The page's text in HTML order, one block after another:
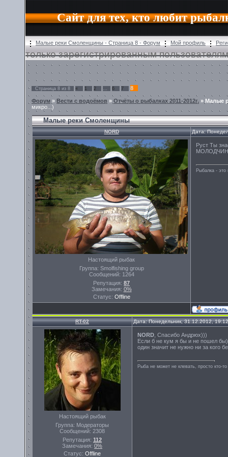
Сайт для тех, кто любит
Малые реки Смоленщины - Страница 8 - Форум Мой профиль
только зарегистрированным
Страница 8 из 8 « 1 2 … 6 7 8
Форум » Вести с водоёмов » Отчёты о рыбалках 2011-2012г. » Малые
микро...)
Малые реки Смоленщины
NORD Дата:
Настоящий рыбак
Группа: Smolfishing group
Сообщений: 1264
Репутация: 87
Замечания: 0%
Статус: Offline
Руст Ты
Рыбалка -
RT-02 Дата: Понедельник, 31.12.2012,
Настоящий рыбак
Группа: Модераторы
Сообщений: 2308
Репутация: 112
Замечания: 0%
Статус: Offline
NORD , Спасибо Андрюх)))
Если б не кум я бы и не пошел
один значит не нужно ни за кого
Рыба не может не клевать, просто кто-